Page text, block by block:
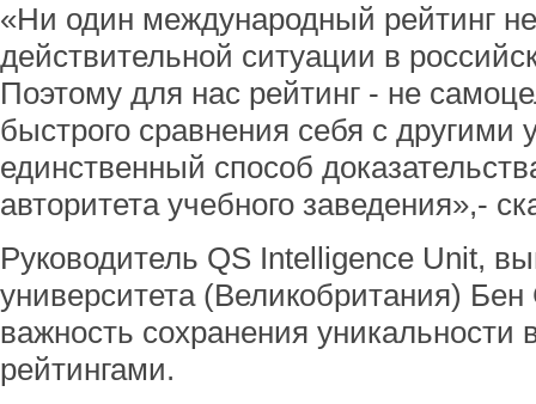
«Ни один международный рейтинг
действительной ситуации в
Поэтому для нас рейтинг - не
быстрого сравнения себя с другими
единственный способ
авторитета учебного заведения»,-
Руководитель QS Intelligence Unit,
университета (Великобритания)
важность сохранения уникальности
рейтингами.